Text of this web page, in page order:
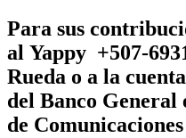
Para sus
al Yappy +507-
Rueda o a la
del Banco General
de